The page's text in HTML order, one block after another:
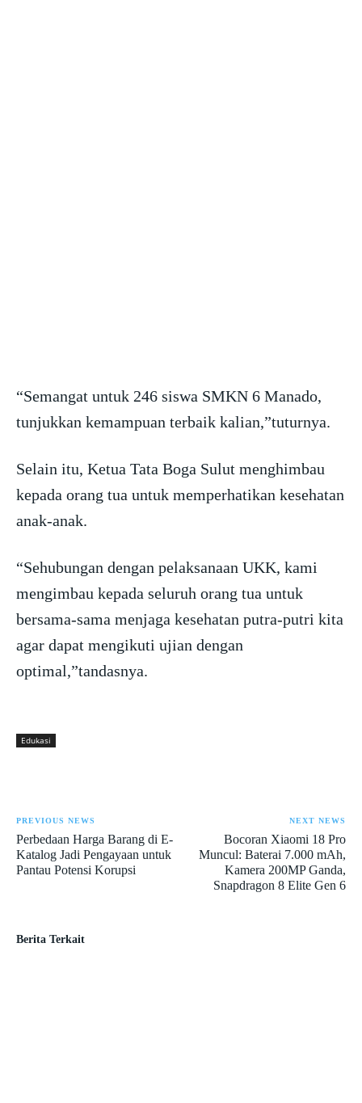
“Semangat untuk 246 siswa SMKN 6 Manado,
tunjukkan kemampuan terbaik kalian,”tuturnya.
Selain itu, Ketua Tata Boga Sulut menghimbau
kepada orang tua untuk memperhatikan kesehatan
anak-anak.
“Sehubungan dengan pelaksanaan UKK, kami
mengimbau kepada seluruh orang tua untuk
bersama-sama menjaga kesehatan putra-putri kita
agar dapat mengikuti ujian dengan
optimal,”tandasnya.
Edukasi
PREVIOUS NEWS
Perbedaan Harga Barang di E-
Katalog Jadi Pengayaan untuk
Pantau Potensi Korupsi
NEXT NEWS
Bocoran Xiaomi 18 Pro
Muncul: Baterai 7.000 mAh,
Kamera 200MP Ganda,
Snapdragon 8 Elite Gen 6
Berita Terkait